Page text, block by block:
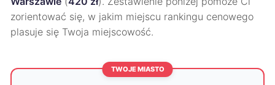
zorientować się, w jakim miejscu rankingu cenowego
plasuje się Twoja miejscowość.
TWOJE MIASTO